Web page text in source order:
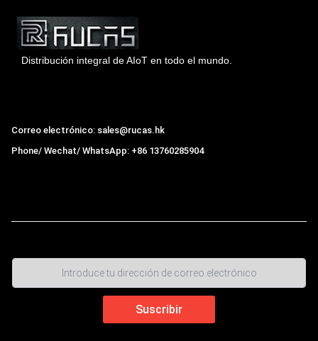
Distribución integral de AIoT en todo el mundo.
Correo electrónico: sales@rucas.hk
Phone/ Wechat/ WhatsApp: +86 13760285904